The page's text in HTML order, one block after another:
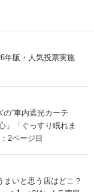
年版・人気投票実施
“車内遮光カーテ
」「ぐっすり眠れま
2ページ目
いと思う店はどこ？